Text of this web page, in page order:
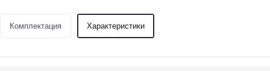
Комплектация Характеристики